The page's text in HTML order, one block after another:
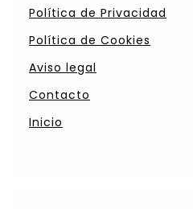
Política de Privacidad
Política de Cookies
Aviso legal
Contacto
Inicio